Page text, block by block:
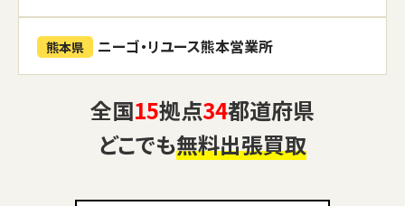
熊本県 ニーゴ・リユース熊本営業所
全国15拠点34都道府県
どこでも無料出張買取